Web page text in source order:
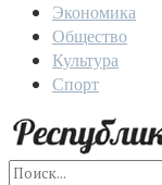
Экономика
Общество
Культура
Спорт